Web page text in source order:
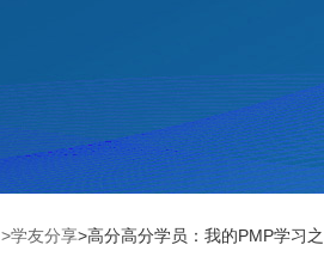
>学友分享>高分高分学员：我的PMP学习